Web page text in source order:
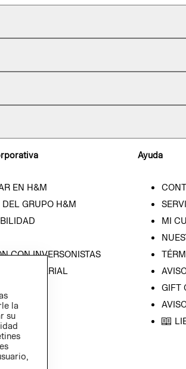
EN H&M
DEL GRUPO H&M
CON INVERSONISTAS
EMPRESARIAL
Ayuda
MI
GIFT
la
su